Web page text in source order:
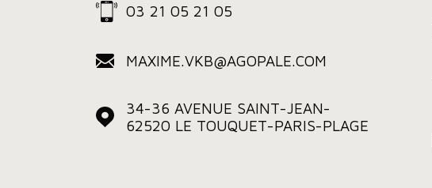
03 21 05 21 05
MAXIME.VKB@AGOPALE.COM
34-36 AVENUE SAINT-JEAN-
62520
LE TOUQUET-PARIS-PLAGE